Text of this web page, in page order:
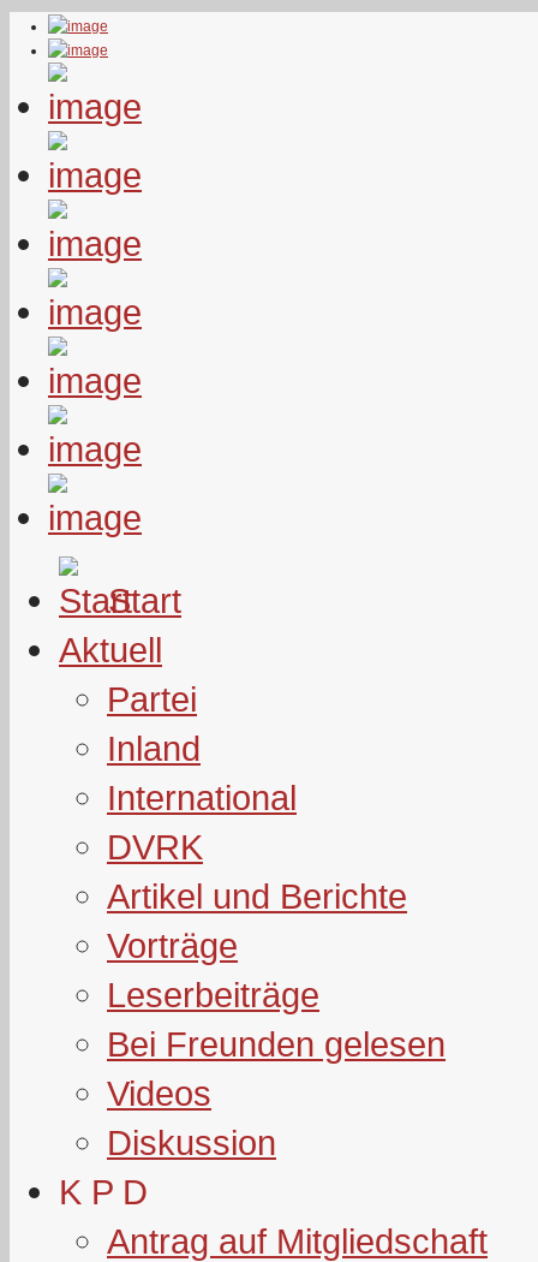
Start
Aktuell
Partei
Inland
International
DVRK
Artikel und Berichte
Vorträge
Leserbeiträge
Bei Freunden gelesen
Videos
Diskussion
K P D
Antrag auf Mitgliedschaft